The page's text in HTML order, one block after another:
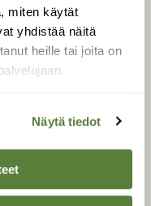
miten käytät
yhdistää näitä
heille tai joita on
Näytä tiedot
LUONNON­
Luonto -lehden
.